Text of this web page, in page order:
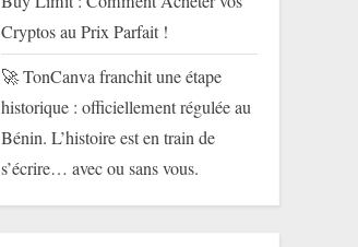
Cryptos au Prix Parfait !
🚀 TonCanva franchit une étape
historique : officiellement régulée au
Bénin. L’histoire est en train de
s’écrire… avec ou sans vous.